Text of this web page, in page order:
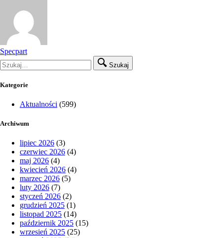
Specpart
Szukaj
Kategorie
Aktualności (599)
Archiwum
lipiec 2026 (3)
czerwiec 2026 (4)
maj 2026 (4)
kwiecień 2026 (4)
marzec 2026 (5)
luty 2026 (7)
styczeń 2026 (2)
grudzień 2025 (1)
listopad 2025 (14)
październik 2025 (15)
wrzesień 2025 (25)